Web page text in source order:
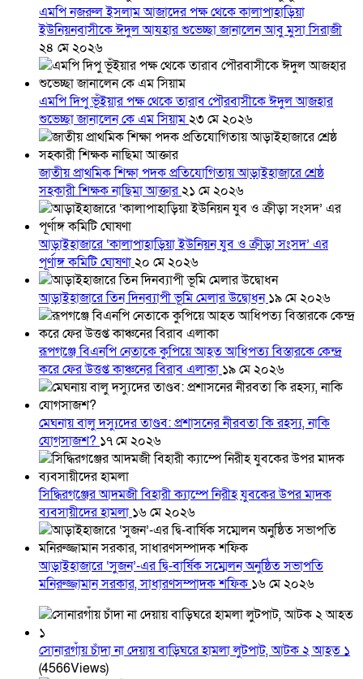
এমপি নজরুল ইসলাম আজাদের পক্ষ থেকে কালাপাহাড়িয়া
ইউনিয়নবাসীকে ঈদুল আযহার শুভেচ্ছা জানালেন আবু মুসা সিরাজী
২৪ মে ২০২৬
এমপি দিপু ভূঁইয়ার পক্ষ থেকে তারাব পৌরবাসীকে ঈদুল আজহার
শুভেচ্ছা জানালেন কে এম সিয়াম২৩ মে ২০২৬
জাতীয় প্রাথমিক শিক্ষা পদক প্রতিযোগিতায় আড়াইহাজারে শ্রেষ্ঠ
সহকারী শিক্ষক নাছিমা আক্তার২১ মে ২০২৬
আড়াইহাজারে ‘কালাপাহাড়িয়া ইউনিয়ন যুব ও ক্রীড়া সংসদ’ এর
পূর্ণাঙ্গ কমিটি ঘোষণা২০ মে ২০২৬
আড়াইহাজারে তিন দিনব্যাপী ভূমি মেলার উদ্বোধন১৯ মে ২০২৬
রূপগঞ্জে বিএনপি নেতাকে কুপিয়ে আহত আধিপত্য বিস্তারকে কেন্দ্র
করে ফের উত্তপ্ত কাঞ্চনের বিরাব এলাকা ১৯ মে ২০২৬
মেঘনায় বালু দস্যুদের তাণ্ডব: প্রশাসনের নীরবতা কি রহস্য, নাকি
যোগসাজশ? ১৭ মে ২০২৬
সিদ্ধিরগঞ্জের আদমজী বিহারী ক্যাম্পে নিরীহ যুবকের উপর মাদক
ব্যবসায়ীদের হামলা ১৬ মে ২০২৬
আড়াইহাজারে ‘সুজন’-এর দ্বি-বার্ষিক সম্মেলন অনুষ্ঠিত সভাপতি
মনিরুজ্জামান সরকার, সাধারণসম্পাদক শফিক ১৬ মে ২০২৬
সোনারগাঁয় চাঁদা না দেয়ায় বাড়িঘরে হামলা লুটপাট, আটক ২ আহত ১
(4566Views)